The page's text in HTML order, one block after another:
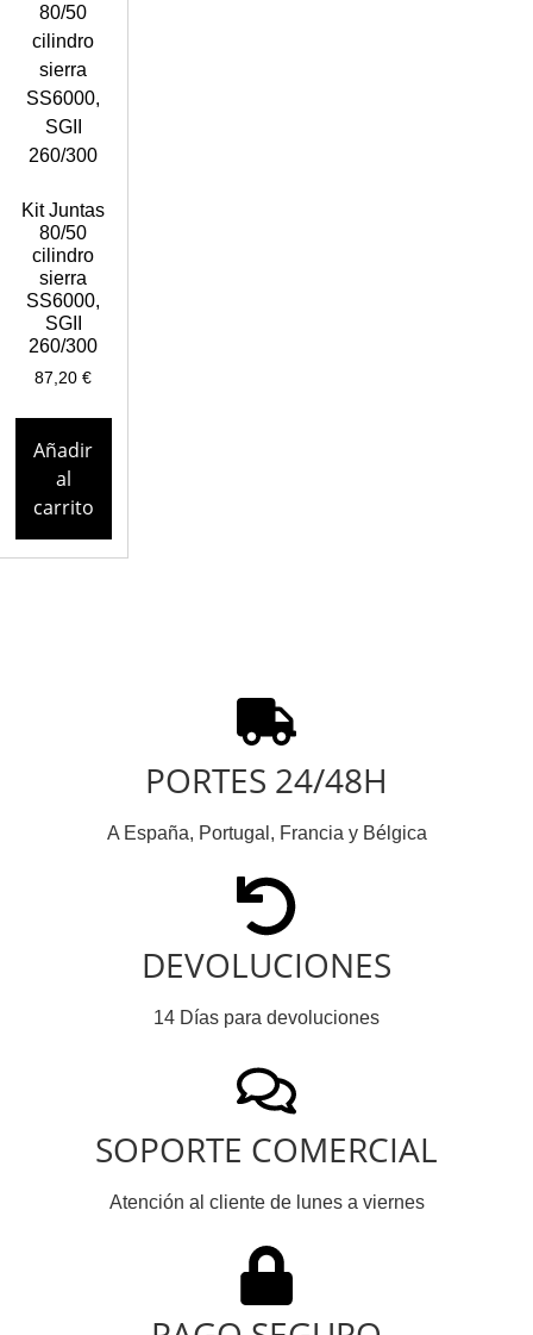
Kit Juntas
80/50
cilindro
sierra
SS6000,
SGII
260/300
87,20€
Añadir
al
carrito
PORTES 24/48H
A España, Portugal, Francia y Bélgica
DEVOLUCIONES
14 Días para devoluciones
SOPORTE COMERCIAL
Atención al cliente de lunes a viernes